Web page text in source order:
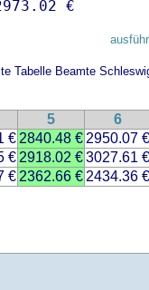
Tabelle Beamte
5 6
€ 2840.48 € 2950.07 €
€ 2918.02 €3027.61 €
€ 2362.66 € 2434.36 €